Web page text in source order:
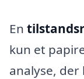
En
kun et
analyse, der